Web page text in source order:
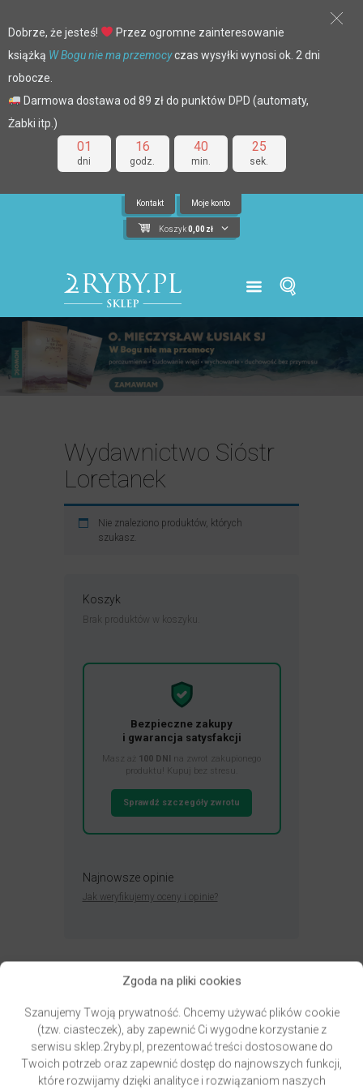
Zgoda na pliki cookies
Szanujemy Twoją prywatność. Chcemy używać plików cookie
(tzw. ciasteczek), aby zapewnić Ci wygodne korzystanie z
serwisu sklep.2ryby.pl, prezentować treści dostosowane do
Twoich potrzeb oraz zapewnić dostęp do najnowszych funkcji,
które rozwijamy dzięki analityce i rozwiązaniom naszych
01
dni
16
godz.
40
min.
25
sek.
Dobrze, że jesteś!
Przez ogromne zainteresowanie
książką W Bogu nie ma przemocyczas wysyłki wynosi ok. 2 dni
robocze.
Darmowa dostawa od 89 zł do punktów DPD (automaty,
Żabki itp.)
Kontakt Moje konto
Koszyk 0,00 zł
Wydawnictwo Sióstr
Loretanek
Nie znaleziono produktów, których
szukasz.
Koszyk
Brak produktów w koszyku.
Bezpieczne zakupy
i gwarancja satysfakcji
Masz aż 100 DNI
na zwrot zakupionego
produktu! Kupuj bez stresu.
Sprawdź szczegóły zwrotu
Najnowsze opinie
Jak weryfikujemy oceny i opinie?
Przydatne linki
Newsletter – zapisz się i zyskaj
Zwroty – bezpieczne zakupy
Kontakt, godziny otwarcia, mapa dojazdu